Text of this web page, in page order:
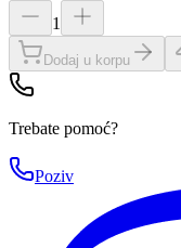
1
Dodaj u korpu
Trebate pomoć?
Poziv